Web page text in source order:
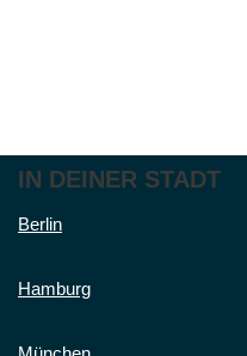
IN DEINER STADT
Berlin
Hamburg